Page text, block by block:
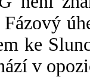
Fázový
ke
v